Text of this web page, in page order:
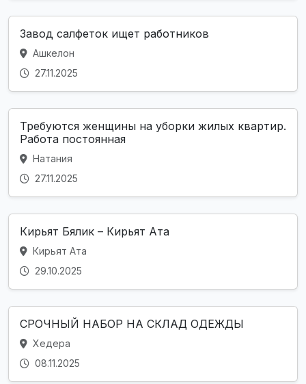
Завод салфеток ищет работников
Ашкелон
27.11.2025
Требуются женщины на уборки жилых квартир.
Работа постоянная
Натания
27.11.2025
Кирьят Бялик – Кирьят Ата
Кирьят Ата
29.10.2025
СРОЧНЫЙ НАБОР НА СКЛАД ОДЕЖДЫ
Хедера
08.11.2025